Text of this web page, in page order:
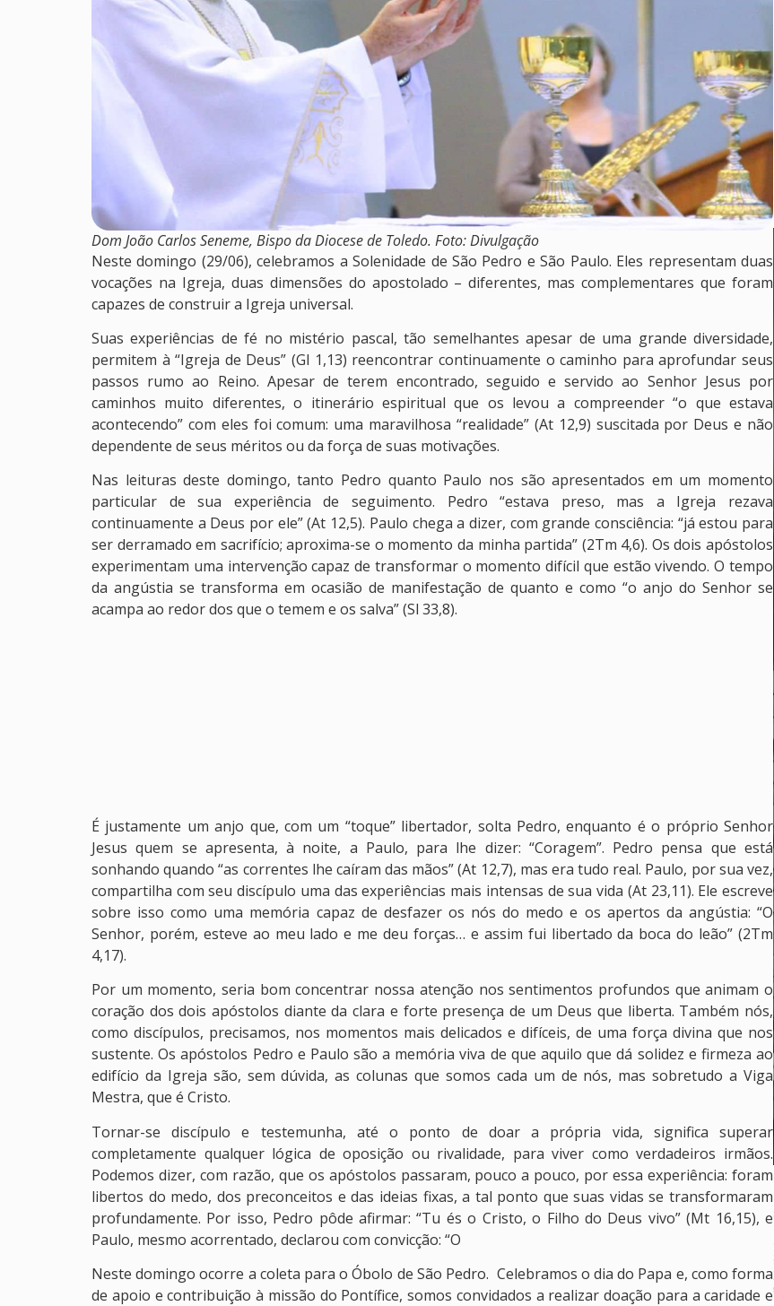
Dom João Carlos Seneme, Bispo da Diocese de Toledo. Foto: Divulgação
Neste domingo (29/06), celebramos a Solenidade de São Pedro e São Paulo. Eles representam duas
vocações na Igreja, duas dimensões do apostolado – diferentes, mas complementares que foram
capazes de construir a Igreja universal.
Suas experiências de fé no mistério pascal, tão semelhantes apesar de uma grande diversidade,
permitem à “Igreja de Deus” (Gl 1,13) reencontrar continuamente o caminho para aprofundar seus
passos rumo ao Reino. Apesar de terem encontrado, seguido e servido ao Senhor Jesus por
caminhos muito diferentes, o itinerário espiritual que os levou a compreender “o que estava
acontecendo” com eles foi comum: uma maravilhosa “realidade” (At 12,9) suscitada por Deus e não
dependente de seus méritos ou da força de suas motivações.
Nas leituras deste domingo, tanto Pedro quanto Paulo nos são apresentados em um momento
particular de sua experiência de seguimento. Pedro “estava preso, mas a Igreja rezava
continuamente a Deus por ele” (At 12,5). Paulo chega a dizer, com grande consciência: “já estou para
ser derramado em sacrifício; aproxima-se o momento da minha partida” (2Tm 4,6). Os dois apóstolos
experimentam uma intervenção capaz de transformar o momento difícil que estão vivendo. O tempo
da angústia se transforma em ocasião de manifestação de quanto e como “o anjo do Senhor se
acampa ao redor dos que o temem e os salva” (Sl 33,8).
É justamente um anjo que, com um “toque” libertador, solta Pedro, enquanto é o próprio Senhor
Jesus quem se apresenta, à noite, a Paulo, para lhe dizer: “Coragem”. Pedro pensa que está
sonhando quando “as correntes lhe caíram das mãos” (At 12,7), mas era tudo real. Paulo, por sua vez,
compartilha com seu discípulo uma das experiências mais intensas de sua vida (At 23,11). Ele escreve
sobre isso como uma memória capaz de desfazer os nós do medo e os apertos da angústia: “O
Senhor, porém, esteve ao meu lado e me deu forças… e assim fui libertado da boca do leão” (2Tm
4,17).
Por um momento, seria bom concentrar nossa atenção nos sentimentos profundos que animam o
coração dos dois apóstolos diante da clara e forte presença de um Deus que liberta. Também nós,
como discípulos, precisamos, nos momentos mais delicados e difíceis, de uma força divina que nos
sustente. Os apóstolos Pedro e Paulo são a memória viva de que aquilo que dá solidez e firmeza ao
edifício da Igreja são, sem dúvida, as colunas que somos cada um de nós, mas sobretudo a Viga
Mestra, que é Cristo.
Tornar-se discípulo e testemunha, até o ponto de doar a própria vida, significa superar
completamente qualquer lógica de oposição ou rivalidade, para viver como verdadeiros irmãos.
Podemos dizer, com razão, que os apóstolos passaram, pouco a pouco, por essa experiência: foram
libertos do medo, dos preconceitos e das ideias fixas, a tal ponto que suas vidas se transformaram
profundamente. Por isso, Pedro pôde afirmar: “Tu és o Cristo, o Filho do Deus vivo” (Mt 16,15), e
Paulo, mesmo acorrentado, declarou com convicção: “O
Neste domingo ocorre a coleta para o Óbolo de São Pedro. Celebramos o dia do Papa e, como forma
de apoio e contribuição à missão do Pontífice, somos convidados a realizar doação para a caridade e